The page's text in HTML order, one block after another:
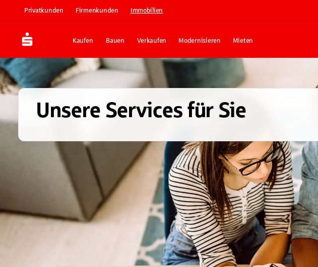
Privatkunden Firmenkunden Immobilien
Kaufen Bauen Verkaufen Modernisieren Mieten
Unsere Services für Sie